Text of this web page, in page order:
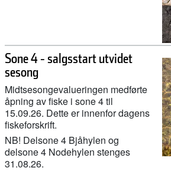
Sone 4 - salgsstart utvidet
sesong
Midtsesongevalueringen medførte
åpning av fiske i sone 4 til
15.09.26. Dette er innenfor dagens
fiskeforskrift.
NB! Delsone 4 Bjåhylen og
delsone 4 Nodehylen stenges
31.08.26.